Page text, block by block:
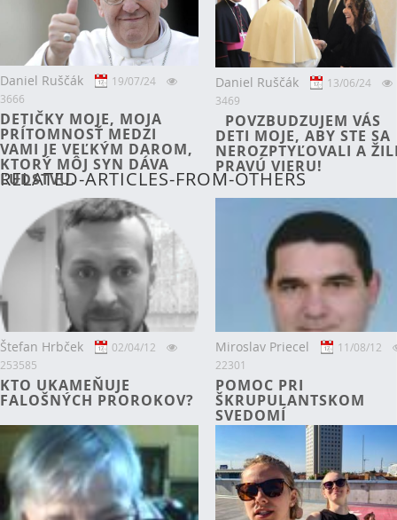
Daniel Ruščák
19/07/24
3666
DETIČKY MOJE, MOJA
PRÍTOMNOSŤ MEDZI
VAMI JE VEĽKÝM DAROM,
KTORÝ MÔJ SYN DÁVA
ĽUDSTVU.
Daniel Ruščák
13/06/24
3469
POVZBUDZUJEM VÁS
DETI MOJE, ABY STE SA
NEROZPTYĽOVALI A
PRAVÚ VIERU!
RELATED-ARTICLES-FROM-OTHERS
Štefan Hrbček
02/04/12
253585
KTO UKAMEŇUJE
FALOŠNÝCH PROROKOV?
Miroslav Priecel
11/08/12
22301
POMOC PRI
ŠKRUPULANTSKOM
SVEDOMÍ